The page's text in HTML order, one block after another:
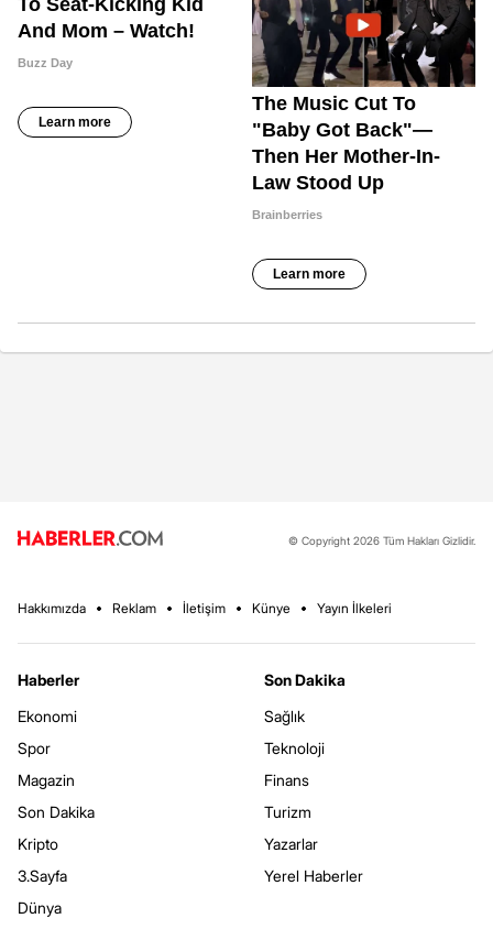
© Copyright 2026 Tüm Hakları Gizlidir.
Hakkımızda Reklam İletişim Künye Yayın İlkeleri
Haberler
Ekonomi
Spor
Magazin
Son Dakika
Kripto
3.Sayfa
Dünya
Son Dakika
Sağlık
Teknoloji
Finans
Turizm
Yazarlar
Yerel Haberler